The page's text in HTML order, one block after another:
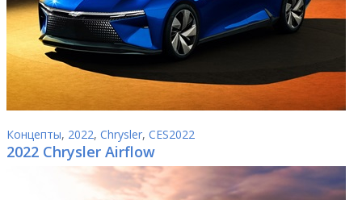
Концепты, 2022, Chrysler, CES2022
2022 Chrysler Airflow